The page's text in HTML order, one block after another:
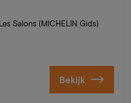
Salons (MICHELIN Gids)
Bekijk